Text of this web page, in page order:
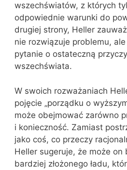
wszechświatów, z których
odpowiednie warunki do
drugiej strony, Heller
nie rozwiązuje problemu,
pytanie o ostateczną
wszechświata.
W swoich rozważaniach
pojęcie „porządku o
może obejmować zarówno
i konieczność. Zamiast
jako coś, co przeczy
Heller sugeruje, że może on
bardziej złożonego ładu,